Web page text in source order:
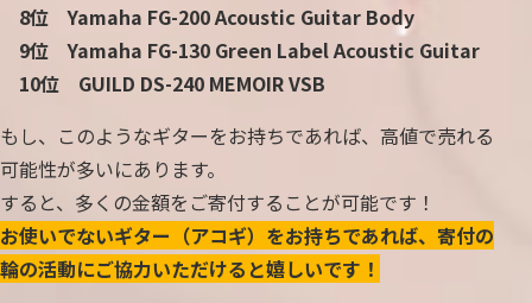
8位 Yamaha FG-200 Acoustic Guitar Body
9位 Yamaha FG-130 Green Label Acoustic Guitar
10位 GUILD DS-240 MEMOIR VSB
もし、このようなギターをお持ちであれば、高値で売れる
可能性が多いにあります。
すると、多くの金額をご寄付することが可能です！
お使いでないギター（アコギ）をお持ちであれば、寄付の
輪の活動にご協力いただけると嬉しいです！